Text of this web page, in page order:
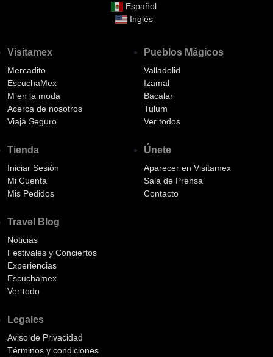
Español
Inglés
Visitamex
Mercadito
EscuchaMex
M en la moda
Acerca de nosotros
Viaja Seguro
Tienda
Iniciar Sesión
Mi Cuenta
Mis Pedidos
Pueblos Mágicos
Valladolid
Izamal
Bacalar
Tulum
Ver todos
Únete
Aparecer en Visitamex
Sala de Prensa
Contacto
Travel Blog
Noticias
Festivales y Conciertos
Experiencias
Escuchamex
Ver todo
Legales
Aviso de Privacidad
Términos y condiciones